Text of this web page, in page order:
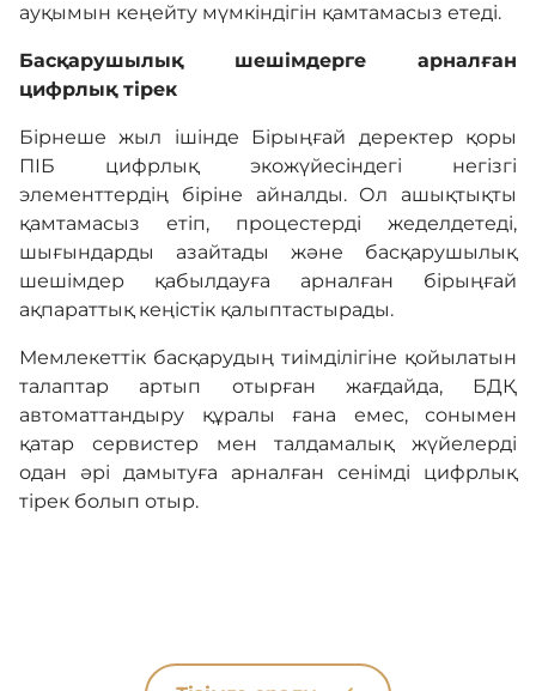
ауқымын кеңейту мүмкіндігін қамтамасыз етеді.
Басқарушылық шешімдерге арналған
цифрлық тірек
Бірнеше жыл ішінде Бірыңғай деректер қоры
ПІБ цифрлық экожүйесіндегі негізгі
элементтердің біріне айналды. Ол ашықтықты
қамтамасыз етіп, процестерді жеделдетеді,
шығындарды азайтады және басқарушылық
шешімдер қабылдауға арналған бірыңғай
ақпараттық кеңістік қалыптастырады.
Мемлекеттік басқарудың тиімділігіне қойылатын
талаптар артып отырған жағдайда, БДҚ
автоматтандыру құралы ғана емес, сонымен
қатар сервистер мен талдамалық жүйелерді
одан әрі дамытуға арналған сенімді цифрлық
тірек болып отыр.